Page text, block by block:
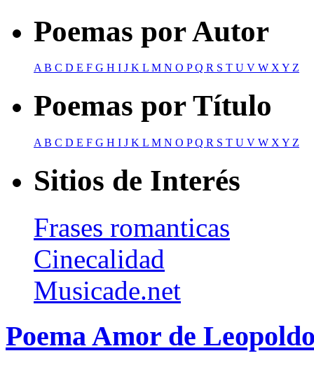
Poemas por Autor
AB C D E F G H I J K L M N O PQ R S T U V W XY Z
Poemas por Título
A B C D E F G H I J K L M N O PQ R S T U V W X Y Z
Sitios de Interés
Frases romanticas
Cinecalidad
Musicade.net
Poema Amor de